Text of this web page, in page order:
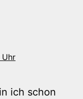
Uhr
ich schon